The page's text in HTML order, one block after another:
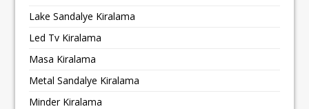
Lake Sandalye Kiralama
Led Tv Kiralama
Masa Kiralama
Metal Sandalye Kiralama
Minder Kiralama